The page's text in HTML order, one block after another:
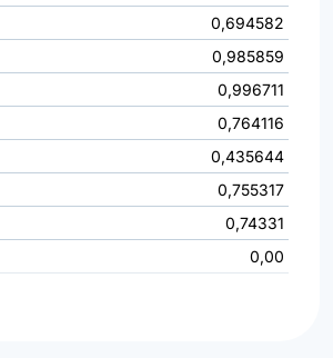
0,694582
0,985859
0,996711
0,764116
0,435644
0,755317
0,74331
0,00